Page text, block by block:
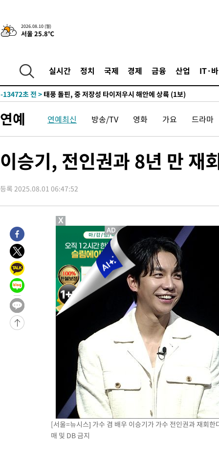
2026.08.10 (월)
서울 25.8℃
실시간 정치 국제 경제 금융 산업 IT·
-20314초 전 >'AT마드리드 7번' 이강인, 맨시티 상대로 비공식 데뷔전
-19816초 전 > [속보]'AT마드리드 7번' 이강인, 맨시티 상대로 비공식 데뷔전
-14476초 전 >
이강인 ATM 입단식에 '상암벌 들썩'…"세계적인 선수 되길"
-13472초 전 >
-10818초 전 > AT마드리드 데뷔 앞둔 이강인, 맨시티전 선발 대신 '벤치 시작'
44.40%
-8782초 전 >
與 강원·TK 당원투표 합산 김민석 46.01%로 승리…정청래
44.53%
-8622초 전 >[속보]與전대 권리당원투표…강원·경북 김민석, 대구 정청래
45.71%
-8331초 전 >[속보]與 당대표 경선, 대구 권리당원 투표 정청래 47.82%·김
표
-6046초 전 >"일본축구협회, 대한축구협회 성 접대 의혹 심판 조사"
21분 전 >[속보]장은수, KLPGA 제주삼다수 역전 우승…데뷔 10년 차에 첫
"얼마나 더웠으면"…안동 물길공원서 헤엄친 구렁이 '소동'
1시간 전 >
손흥민, 68분 뛰고 2경기 침묵…LAFC, 톨루카에 1-0 승리(종합)
-28260초 전 >
데뷔전 치르고 반성한 이강인 "한국 축구, 좋은 부분도 봐 달라"
-26398초 전 >
시메오네 감독 "이강인 다재다능한 선수…다양한 역할 맡길
-22839초 전 >
이강인, 5만 관중 앞 ATM 데뷔…뜨거운 응원 속 새출발(종합)
-22595초 전 >
'AT마드리드 7번' 이강인 데뷔전…맨시티에 1-3 역전패(종합)
-20334초 전 >
'AT마드리드 7번' 이강인, 맨시티 상대로 비공식 데뷔전
-19836초 전 >
[속보]'AT마드리드 7번' 이강인, 맨시티 상대로 비공식 데뷔전
-17900초 전 >
네타냐후, 트럼프의 가자 평화 2차 15개조 평화안 '거부'
이강인 ATM 입단식에 '상암벌 들썩'…"세계적인 선수 되길"
태풍 돌핀, 중 저장성 타이저우시 해안에 상륙 (1보)
AT마드리드 데뷔 앞둔 이강인, 맨시티전 선발 대신 '벤치 시작'
[속보]與 강원·TK 당원투표 합산 김민석 48.54%로 승리…정
與 강원·TK 당원투표 합산 김민석 46.01%로 승리…정청래
[속보]與전대 권리당원투표…강원·경북 김민석, 대구 정청래
[속보]與 당대표 경선, 경북 권리당원 투표 김민석 47.37%·정
[속보]與 당대표 경선, 대구 권리당원 투표 정청래 47.82%·김
연예 연예최신 방송/TV 영화 가요 드라마
이승기, 전인권과 8년 만
등록 2025.08.01 06:47:52
[서울=뉴시스] 가수 겸 배우 이승기가 가수 전인권과 재회
매 및 DB 금지
X